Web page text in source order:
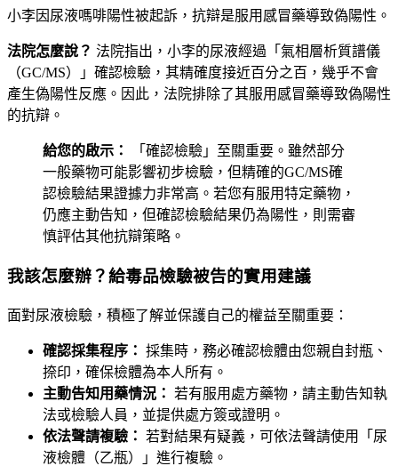
小李因尿液嗎啡陽性被起訴，抗辯是服用感冒藥導致偽陽性。
法院怎麼說？ 法院指出，小李的尿液經過「氣相層析質譜儀
（GC/MS）」確認檢驗，其精確度接近百分之百，幾乎不會
產生偽陽性反應。因此，法院排除了其服用感冒藥導致偽陽性
的抗辯。
給您的啟示：
「確認檢驗」至關重要。雖然部分
一般藥物可能影響初步檢驗，但精確的GC/MS確
認檢驗結果證據力非常高。若您有服用特定藥物，
仍應主動告知，但確認檢驗結果仍為陽性，則需審
慎評估其他抗辯策略。
我該怎麼辦？給毒品檢驗被告的實用建議
面對尿液檢驗，積極了解並保護自己的權益至關重要：
確認採集程序： 採集時，務必確認檢體由您親自封瓶、
捺印，確保檢體為本人所有。
主動告知用藥情況： 若有服用處方藥物，請主動告知執
法或檢驗人員，並提供處方簽或證明。
依法聲請複驗： 若對結果有疑義，可依法聲請使用「尿
液檢體（乙瓶）」進行複驗。